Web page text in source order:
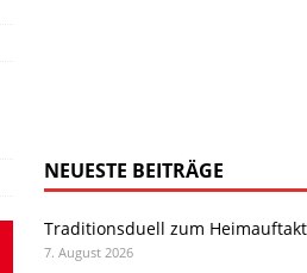
NEUESTE BEITRÄGE
Traditionsduell zum Heimauftakt
7. August 2026